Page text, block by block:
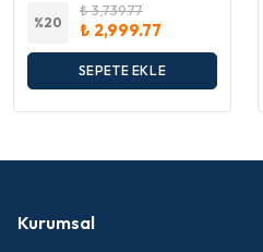
%20
₺ 3,739.77
₺ 2,999.77
SEPETE EKLE
Kurumsal